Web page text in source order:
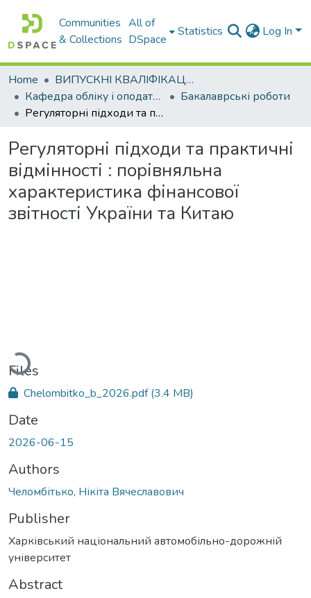
Communities
& Collections
All of
DSpace
Statistics Log In
Home
ВИПУСКНІ КВАЛІФІКАЦІЙНІ РОБОТИ
Кафедра обліку і оподаткування
Бакалаврські роботи
Регуляторні підходи та практичні відмінності : порівняльна характеристика фінансової звітності України та Китаю
Регуляторні підходи та практичні
відмінності : порівняльна
характеристика фінансової
звітності України та Китаю
Loading...
Files
Chelombitko_b_2026.pdf(3.4 MB)
Date
2026-06-15
Authors
Челомбітько, Нікіта Вячеславович
Publisher
Харківський національний автомобільно-дорожній
університет
Abstract